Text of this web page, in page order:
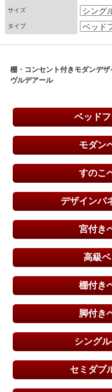
サイズ
タイプ
棚・コンセント付きモダンデ
ヴルデアール
ベッド
モダン
すのこ
デザインパ
宮付き
高級
棚付き
脚付き
シング
セミダブ